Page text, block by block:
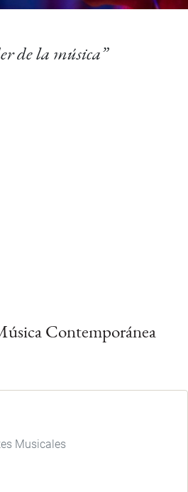
de la música”
Contemporánea
Musicales